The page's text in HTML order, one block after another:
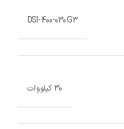
DSI-400-030G3
30 کیلووات